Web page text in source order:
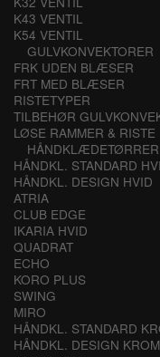
K43 VENTIL
K54 VENTIL
GULVKONVEKTORER
FRK UDEN BLÆSER
FRT MED BLÆSER
RISTETYPER
TILBEHØR
LØSE RAMMER & RISTE
HÅNDKLÆDETØRRER
HÅNDKL. STANDARD
HÅNDKL. DESIGN HVID
ATRIA
CLUB EDGE
IKARIA HVID
QUADRAT
ECHO
KORO PLUS
SWING
MIRO
HÅNDKL. STANDARD
HÅNDKL. DESIGN KROM